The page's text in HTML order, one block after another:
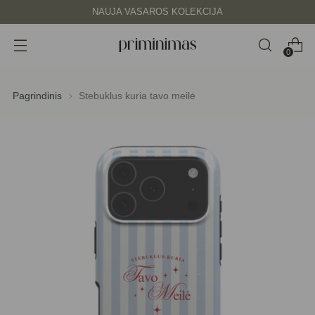
NAUJA VASAROS KOLEKCIJA
0
Pagrindinis Stebuklus kuria tavo meilė